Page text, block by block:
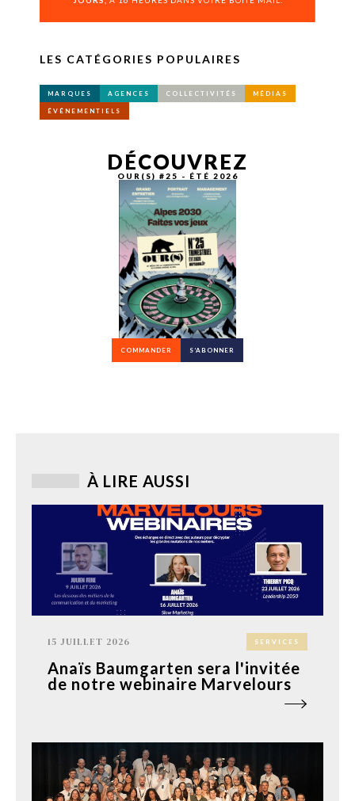
LES CATÉGORIES POPULAIRES
MARQUES AGENCES COLLECTIVITÉS MÉDIAS
ÉVÉNEMENTIELS
DÉCOUVREZ
OUR(S) #25 - ÉTÉ 2026
COMMANDER S’ABONNER
À LIRE AUSSI
15 JUILLET 2026 SERVICES
Anaïs Baumgarten sera l'invitée
de notre webinaire Marvelours